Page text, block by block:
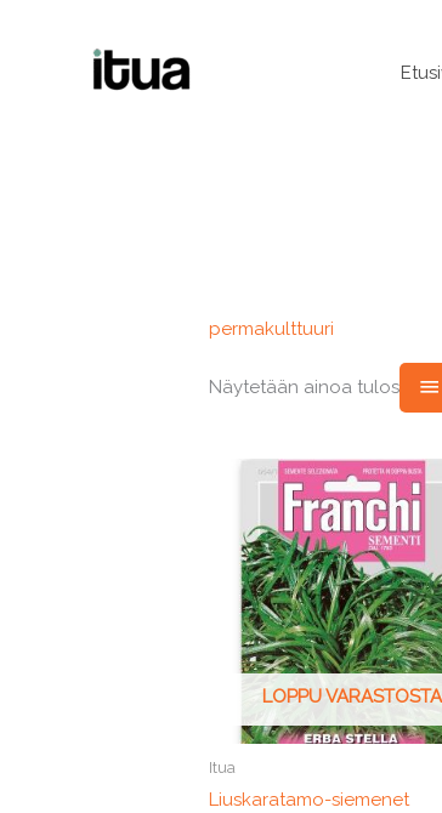
permakulttuuri
Näytetään ainoa tulos
LOPPU VARASTOSTA
Itua
Liuskaratamo-siemenet